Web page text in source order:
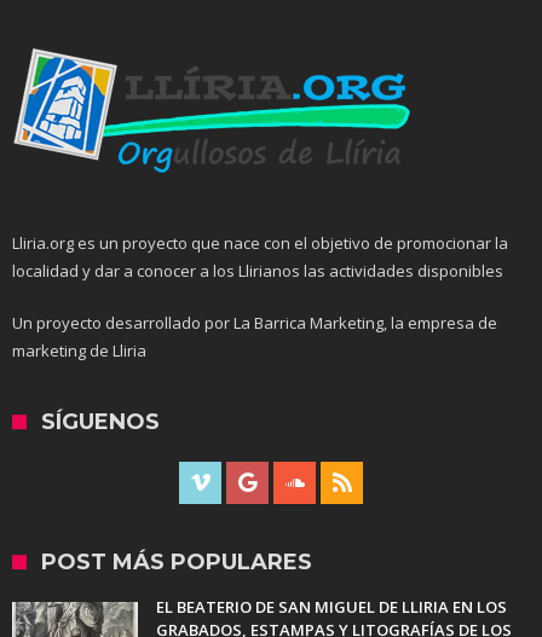
Lliria.org es un proyecto que nace con el objetivo de promocionar la
localidad y dar a conocer a los Llirianos las actividades disponibles
Un proyecto desarrollado por La Barrica Marketing, la empresa de
marketing de Lliria
SÍGUENOS
POST MÁS POPULARES
EL BEATERIO DE SAN MIGUEL DE LLIRIA EN LOS
GRABADOS, ESTAMPAS Y LITOGRAFÍAS DE LOS